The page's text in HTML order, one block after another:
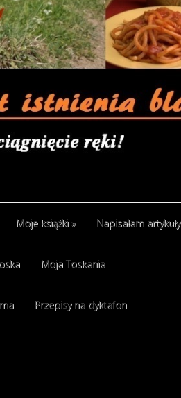
Moje książki » Napisałam artykuły
Moja Toskania
Przepisy na dyktafon